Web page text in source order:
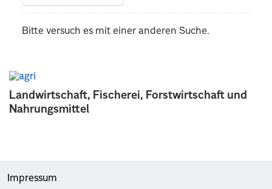
Landwirtschaft, Fischerei, Forstwirtschaft und
Nahrungsmittel
Bitte versuch es mit einer anderen Suche.
Impressum